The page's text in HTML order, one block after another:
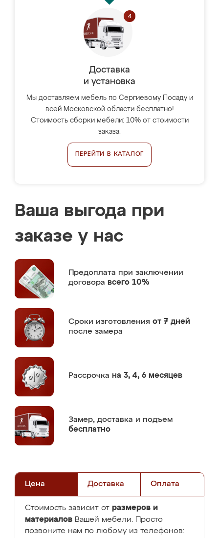
Доставка
и установка
Мы доставляем мебель по Сергиевому Посаду и
всей Московской области бесплатно!
Стоимость сборки мебели: 10% от стоимости
заказа.
ПЕРЕЙТИ В КАТАЛОГ
Ваша выгода при
заказе у нас
Предоплата при заключении
договора всего 10%
Сроки изготовления от 7 дней
после замера
Рассрочка на 3, 4, 6 месяцев
Замер, доставка и подъем
бесплатно
Цена Доставка Оплата
Стоимость зависит от размеров и
материалов Вашей мебели. Просто
позвоните нам по любому из телефонов: